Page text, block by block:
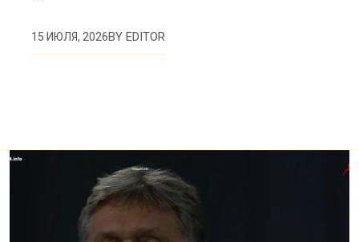
15 ИЮЛЯ, 2026BYEDITOR